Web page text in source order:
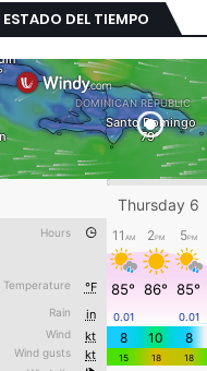
ESTADO DEL TIEMPO